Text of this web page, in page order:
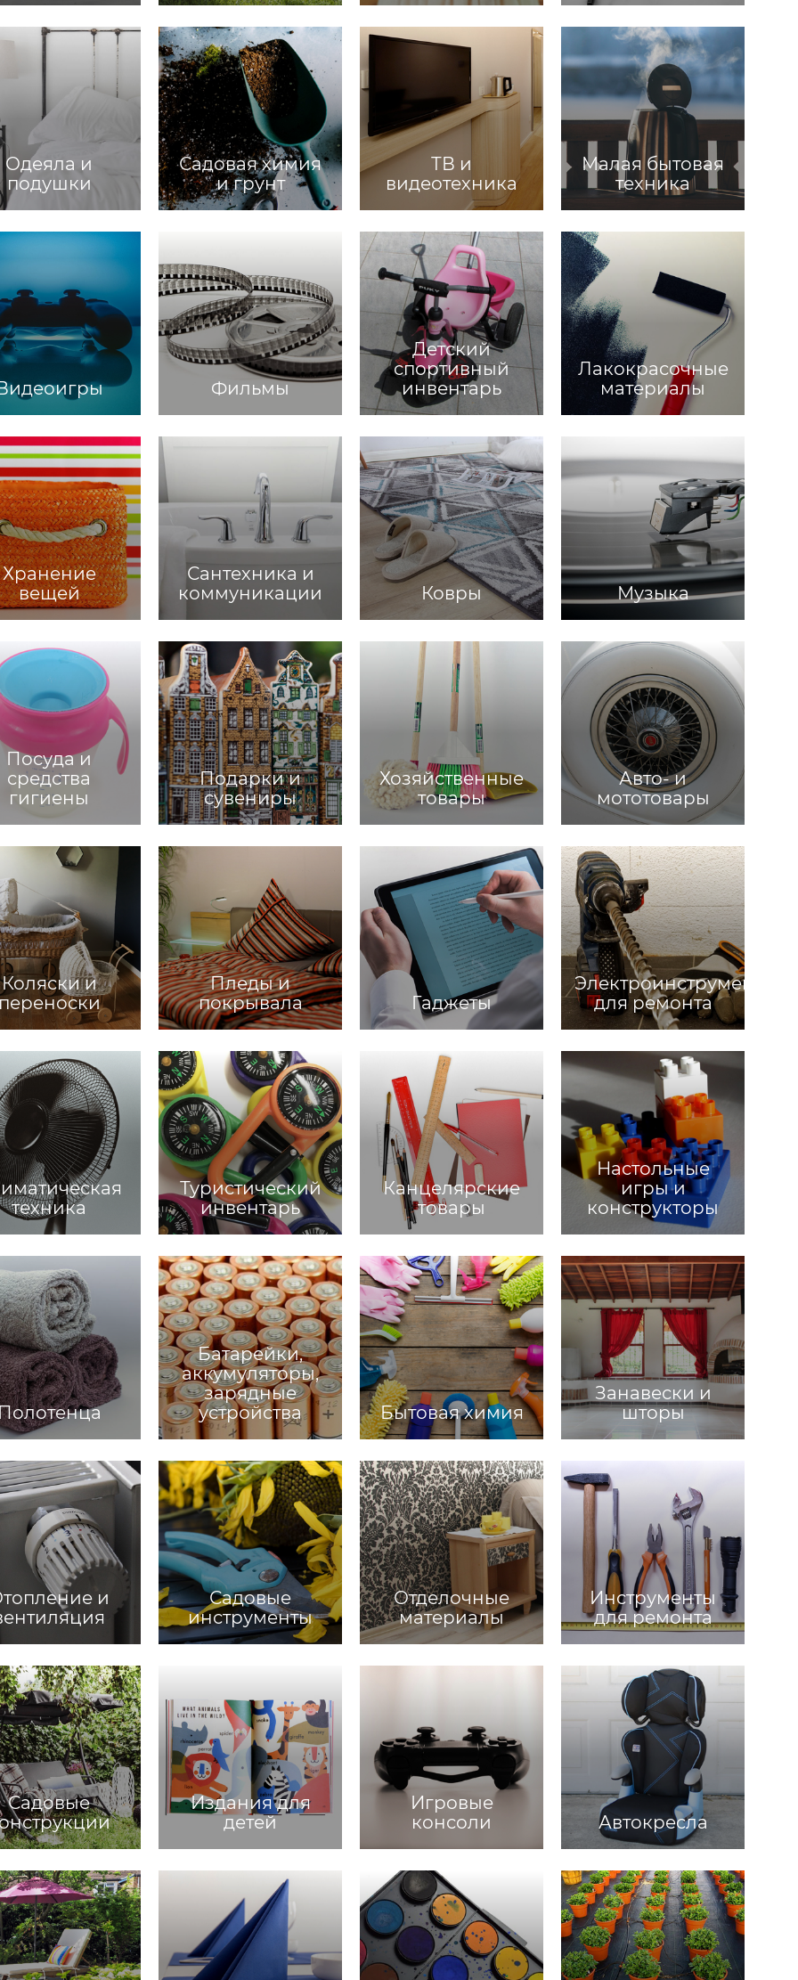
Одеяла и
подушки
Садовая химия
и грунт
ТВ и
видеотехника
Малая бытовая
техника
Фильмы
Детский
спортивный
инвентарь
Лакокрасочные
материалы
Хранение
вещей
Сантехника и
коммуникации
Ковры Музыка
Посуда и
средства
гигиены
Подарки и
сувениры
Хозяйственные
товары
Авто- и
мототовары
Коляски и
Пледы и
покрывала
Гаджеты
Электроинструменты
для ремонта
техника
Туристический
инвентарь
Канцелярские
товары
Настольные
игры и
конструкторы
Батарейки,
аккумуляторы,
зарядные
устройства
Бытовая химия
Занавески и
шторы
и
Садовые
инструменты
Отделочные
материалы
Инструменты
для ремонта
Садовые
Издания для
детей
Игровые
консоли
Автокресла